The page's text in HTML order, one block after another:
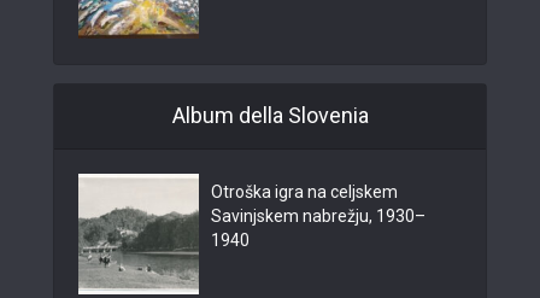
Album della Slovenia
Otroška igra na celjskem
Savinjskem nabrežju, 1930–
1940